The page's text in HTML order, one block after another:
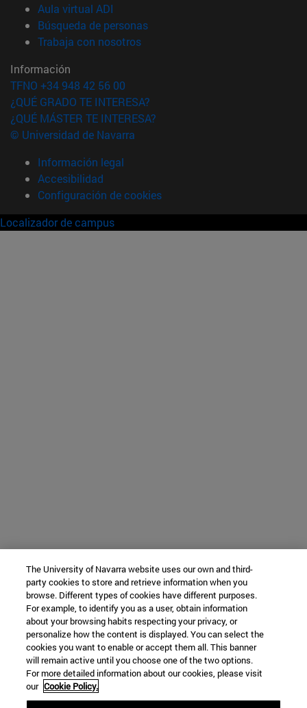
Aula virtual ADI
Búsqueda de personas(abre en nueva ventana)
Trabaja con nosotros(abre en nueva ventana)
Información
TFNO +34 948 42 56 00
¿QUÉ GRADO TE INTERESA?
¿QUÉ MÁSTER TE INTERESA?
© Universidad de Navarra
Información legal
Accesibilidad
Configuración de cookies
Localizador de campus
The University of Navarra website uses our own and third-
party cookies to store and retrieve information when you
browse. Different types of cookies have different purposes.
For example, to identify you as a user, obtain information
about your browsing habits respecting your privacy, or
personalize how the content is displayed. You can select the
cookies you want to enable or accept them all. This banner
will remain active until you choose one of the two options.
For more detailed information about our cookies, please visit
our Cookie Policy.